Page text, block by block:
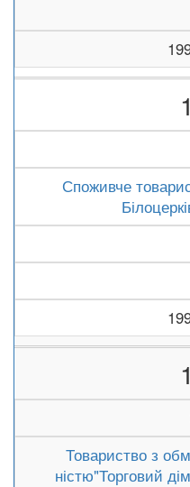
Споживче
Товариство з
ністю"Торговий